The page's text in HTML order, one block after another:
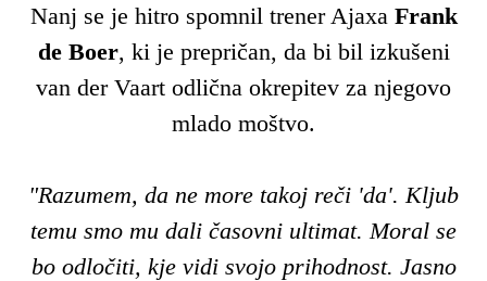
Nanj se je hitro spomnil trener Ajaxa Frank
de Boer, ki je prepričan, da bi bil izkušeni
van der Vaart odlična okrepitev za njegovo
mlado moštvo.
"Razumem, da ne more takoj reči 'da'. Kljub
temu smo mu dali časovni ultimat. Moral se
bo odločiti, kje vidi svojo prihodnost. Jasno